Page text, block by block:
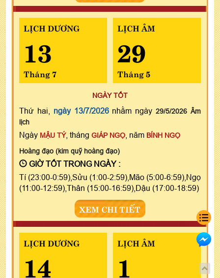
LỊCH DƯƠNG
13
Tháng 7
LỊCH ÂM
29
Tháng 5
NGÀY TỐT
Thứ hai, ngày 13/7/2026nhằm ngày29/5/2026 Âm
lịch
Ngày MẬU TÝ, tháng GIÁP NGỌ , năm BÍNH NGỌ
Hoàng đạo (kim quỹ hoàng đạo)
GIỜ TỐT TRONG NGÀY :
Tí (23:00-0:59),Sửu (1:00-2:59),Mão (5:00-6:59),Ngọ
(11:00-12:59),Thân (15:00-16:59),Dậu (17:00-18:59)
XEM CHI TIẾT
LỊCH DƯƠNG
14
LỊCH ÂM
1